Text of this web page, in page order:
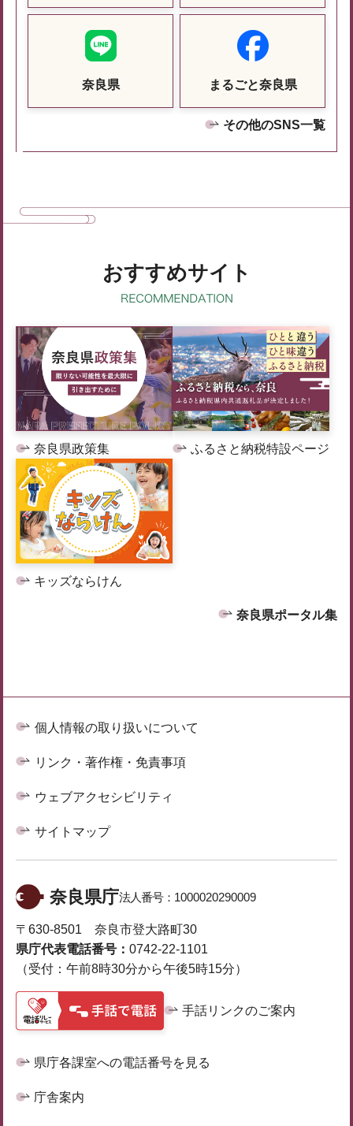
奈良県 まるごと奈良県
その他のSNS一覧
おすすめサイト
奈良県政策集 ふるさと納税特設ページ
キッズならけん
奈良県ポータル集
個人情報の取り扱いについて
リンク・著作権・免責事項
ウェブアクセシビリティ
サイトマップ
奈良県庁法人番号： 1000020290009
〒630-8501 奈良市登大路町30
県庁代表電話番号： 0742-22-1101
（受付：午前8時30分から午後5時15分）
手話リンクのご案内
県庁各課室への電話番号を見る
庁舎案内